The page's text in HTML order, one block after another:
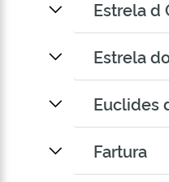
Estrela d
Estrela
Euclides
Fartura